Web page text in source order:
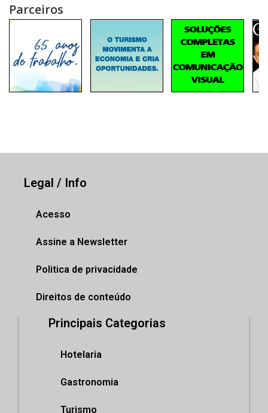
Parceiros
Legal / Info
Acesso
Assine a Newsletter
Politica de privacidade
Direitos de conteúdo
Principais Categorias
Hotelaria
Gastronomia
Turismo